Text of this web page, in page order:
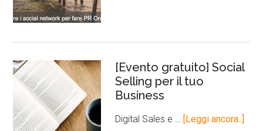
[Evento gratuito] Social
Selling per il tuo
Business
Digital Sales e … [Leggi ancora..]